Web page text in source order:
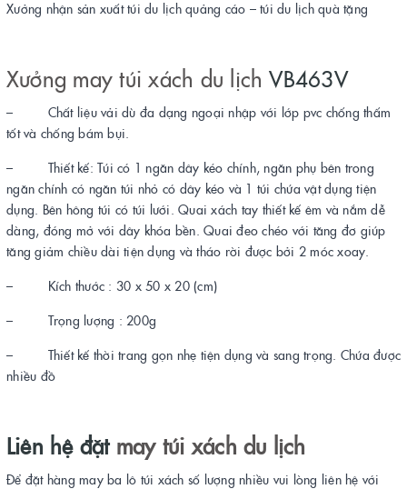
Xưởng nhận sản xuất túi du lịch quảng cáo – túi du lịch quà tặng
Xưởng may túi xách du lịch VB463V
– Chất liệu vải dù đa dạng ngoại nhập với lớp pvc chống thấm
tốt và chống bám bụi.
– Thiết kế: Túi có 1 ngăn dây kéo chính, ngăn phụ bên trong
ngăn chính có ngăn túi nhỏ có dây kéo và 1 túi chứa vật dụng tiện
dụng. Bên hông túi có túi lưới. Quai xách tay thiết kế êm và nắm dễ
dàng, đóng mở với dây khóa bền. Quai đeo chéo với tăng đơ giúp
tăng giảm chiều dài tiện dụng và tháo rời được bởi 2 móc xoay.
– Kích thước : 30 x 50 x 20 (cm)
– Trọng lượng : 200g
– Thiết kế thời trang gọn nhẹ tiện dụng và sang trọng. Chứa được
nhiều đồ
Liên hệ đặt may túi xách du lịch
Để đặt hàng may ba lô túi xách số lượng nhiều vui lòng liên hệ với